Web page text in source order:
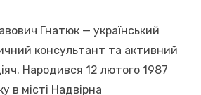
Гнатюк — український
консультант та активний
Народився 12 лютого 1987
в місті Надвірна